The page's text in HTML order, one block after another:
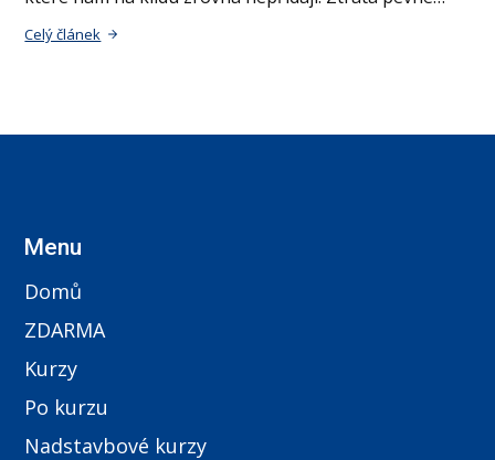
Celý článek
Menu
Domů
ZDARMA
Kurzy
Po kurzu
Nadstavbové kurzy